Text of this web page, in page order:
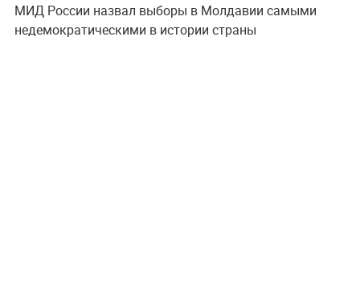
МИД России назвал выборы в Молдавии самыми
недемократическими в истории страны